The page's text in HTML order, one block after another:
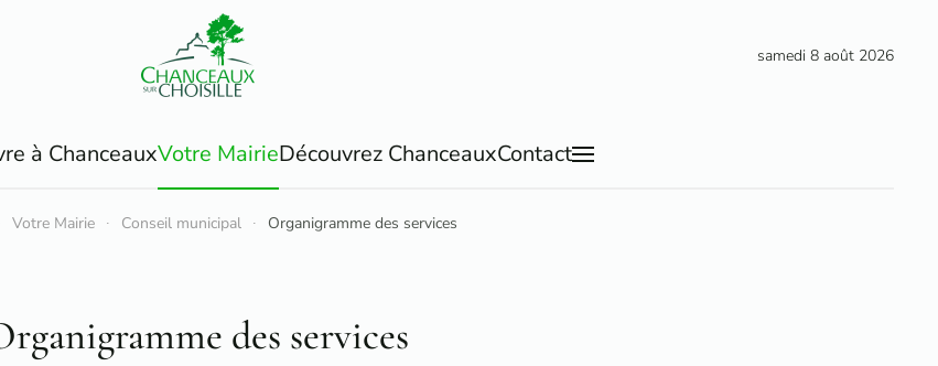
samedi 8 août 2026
à ChanceauxVotre MairieDécouvrez ChanceauxContact
Votre Mairie Conseil municipal Organigramme des services
des services